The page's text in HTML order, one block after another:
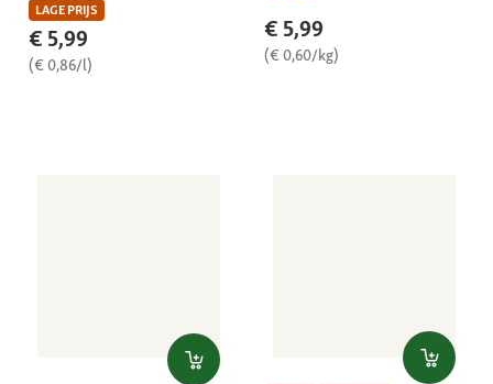
LAGE PRIJS
€ 5,99
(€ 0,86/l)
€ 5,99
(€ 0,60/kg)